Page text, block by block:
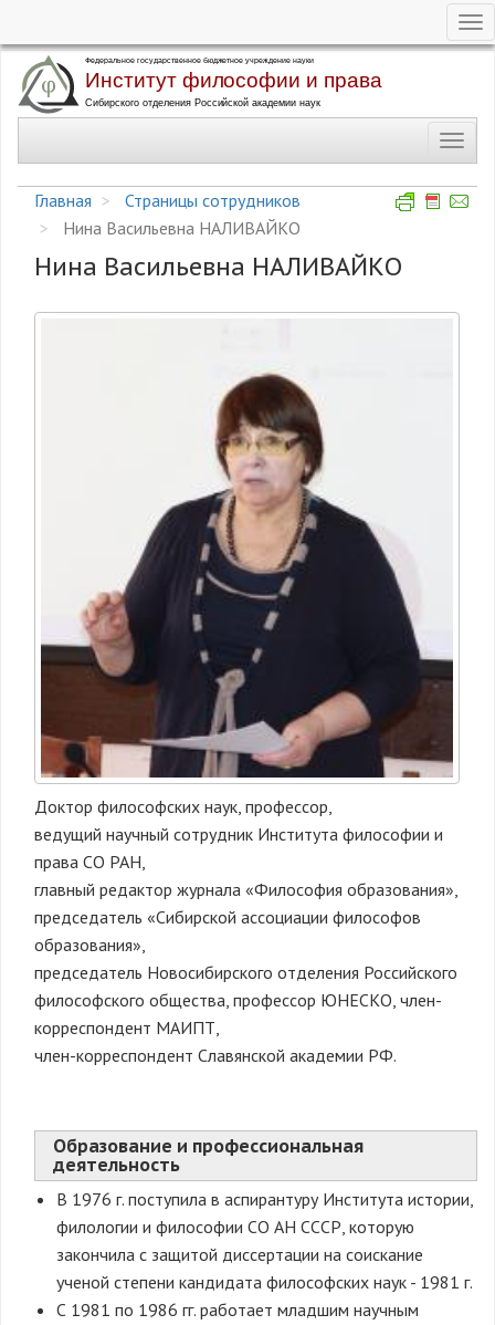
Перейти
основному
Главная
Страницы сотрудников
Нина Васильевна НАЛИВАЙКО
Нина Васильевна НАЛИВАЙКО
Доктор философских наук, профессор,
ведущий научный сотрудник Института философии и
права СО РАН,
главный редактор журнала «Философия образования»,
председатель «Сибирской ассоциации философов
образования»,
председатель Новосибирского отделения Российского
философского общества, профессор ЮНЕСКО, член-
корреспондент МАИПТ,
член-корреспондент Славянской академии РФ.
Образование и профессиональная
деятельность
В 1976 г. поступила в аспирантуру Института истории,
филологии и философии СО АН СССР, которую
закончила с защитой диссертации на соискание
ученой степени кандидата философских наук - 1981 г.
С 1981 по 1986 гг. работает младшим научным